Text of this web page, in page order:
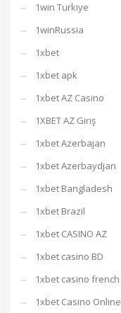
1win Turkiye
1winRussia
1xbet
1xbet apk
1xbet AZ Casino
1XBET AZ Giriş
1xbet Azerbajan
1xbet Azerbaydjan
1xbet Bangladesh
1xbet Brazil
1xbet CASINO AZ
1xbet casino BD
1xbet casino french
1xbet Casino Online